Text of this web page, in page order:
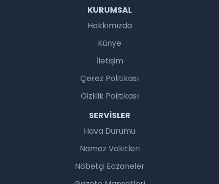
KURUMSAL
Hakkımızda
Künye
İletişim
Çerez Politikası
Gizlilik Politikası
SERVISLER
Hava Durumu
Namaz Vakitleri
Nöbetçi Eczaneler